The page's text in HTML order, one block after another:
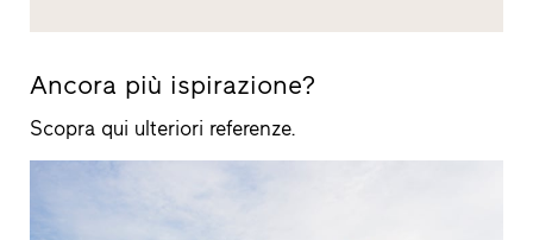
Ancora più ispirazione?
Scopra qui ulteriori referenze.